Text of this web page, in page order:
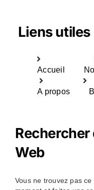
Liens utiles
Accueil
A propos
Web
Vous ne trouvez pas